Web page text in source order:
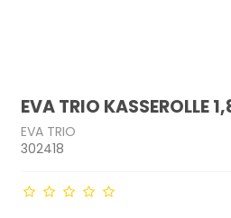
EVA TRIO KASSEROLLE
EVA TRIO
302418